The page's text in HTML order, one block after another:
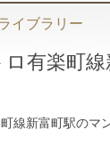
探す
イブラリー
ロ有楽町
線新富町駅のマ